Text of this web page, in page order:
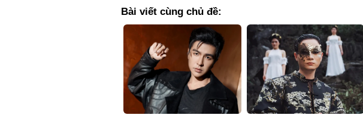
Bài viết cùng chủ đề: